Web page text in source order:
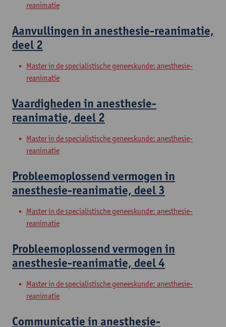
reanimatie
Aanvullingen in anesthesie-reanimatie,
deel 2
Master in de specialistische geneeskunde: anesthesie-
reanimatie
Vaardigheden in anesthesie-
reanimatie, deel 2
Master in de specialistische geneeskunde: anesthesie-
reanimatie
Probleemoplossend vermogen in
anesthesie-reanimatie, deel 3
Master in de specialistische geneeskunde: anesthesie-
reanimatie
Probleemoplossend vermogen in
anesthesie-reanimatie, deel 4
Master in de specialistische geneeskunde: anesthesie-
reanimatie
Communicatie in anesthesie-